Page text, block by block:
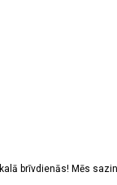
brīvdienās! Mēs